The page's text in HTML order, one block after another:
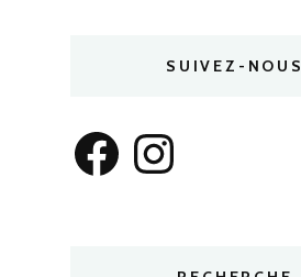
SUIVEZ-NOUS
FacebookInstagram